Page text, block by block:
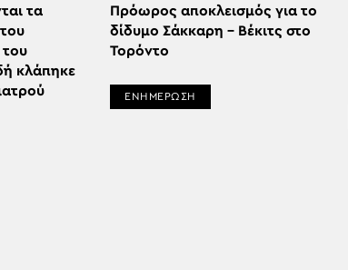
τα
του
κλάπηκε
Πρόωρος αποκλεισμός για το
δίδυμο Σάκκαρη – Βέκιτς στο
Τορόντο
ΕΝΗΜΕΡΩΣΗ